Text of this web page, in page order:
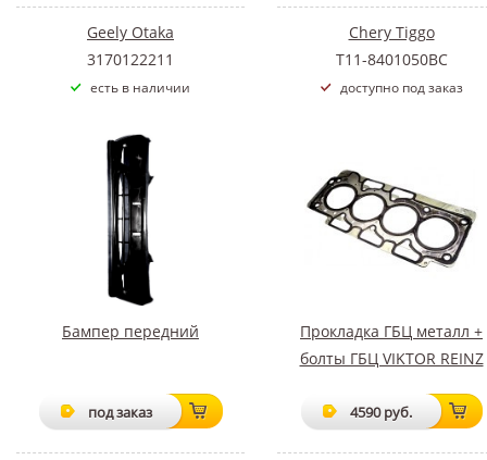
Geely Otaka
3170122211
есть в наличии
Chery Tiggo
T11-8401050BC
доступно под заказ
Бампер передний
под заказ
Прокладка ГБЦ металл +
болты ГБЦ VIKTOR REINZ
4590 руб.